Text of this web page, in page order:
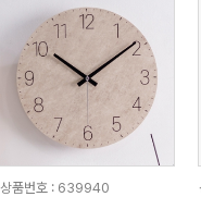
상품번호 : 639940